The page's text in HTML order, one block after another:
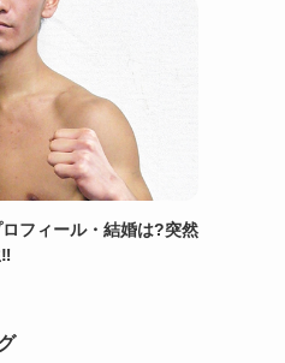
フィール・結婚は?突然